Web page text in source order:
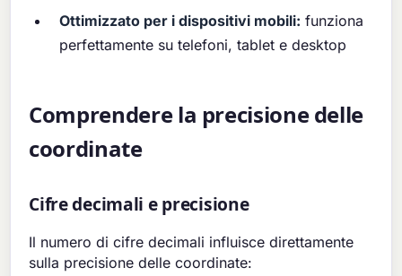
Ottimizzato per i dispositivi mobili: funziona
perfettamente su telefoni, tablet e desktop
Comprendere la precisione delle
coordinate
Cifre decimali e precisione
Il numero di cifre decimali influisce direttamente
sulla precisione delle coordinate: